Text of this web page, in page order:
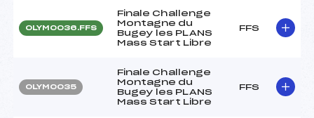
OLYM0036.FFS
Finale Challenge
Montagne du
Bugey les PLANS
Mass Start Libre
FFS
OLYM0035
Finale Challenge
Montagne du
Bugey les PLANS
Mass Start Libre
FFS